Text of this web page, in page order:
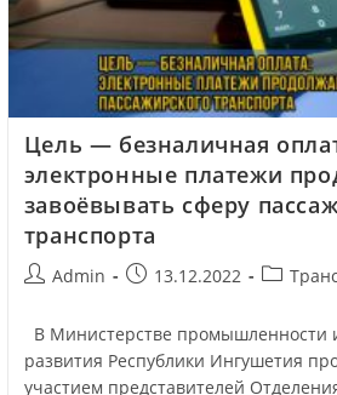
Цель — безналичная
электронные платежи
завоёвывать сферу
транспорта
Admin 13.12.2022
В​ Министерстве промышленности
развития Республики Ингушетия
участием представителей